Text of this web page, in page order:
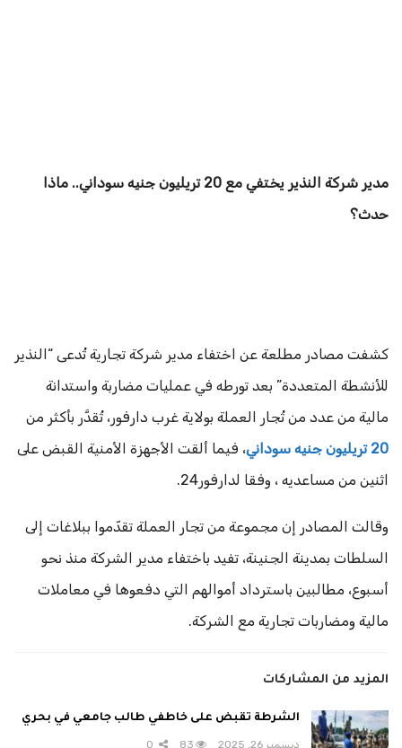
مدير شركة النذير يختفي مع 20 تريليون جنيه سوداني.. ماذا
حدث؟
كشفت مصادر مطلعة عن اختفاء مدير شركة تجارية تُدعى “النذير
للأنشطة المتعددة” بعد تورطه في عمليات مضاربة واستدانة
مالية من عدد من تُجار العملة بولاية غرب دارفور، تُقدَّر بأكثر من
20 تريليون جنيه سوداني
، فيما ألقت الأجهزة الأمنية القبض على
اثنين من مساعديه ، وفقا لدارفور24.
وقالت المصادر إن مجموعة من تجار العملة تقدّموا ببلاغات إلى
السلطات بمدينة الجنينة، تفيد باختفاء مدير الشركة منذ نحو
أسبوع، مطالبين باسترداد أموالهم التي دفعوها في معاملات
مالية ومضاربات تجارية مع الشركة.
المزيد من المشاركات
الشرطة تقبض على خاطفي طالب جامعي في بحري
ديسمبر 26, 2025 83